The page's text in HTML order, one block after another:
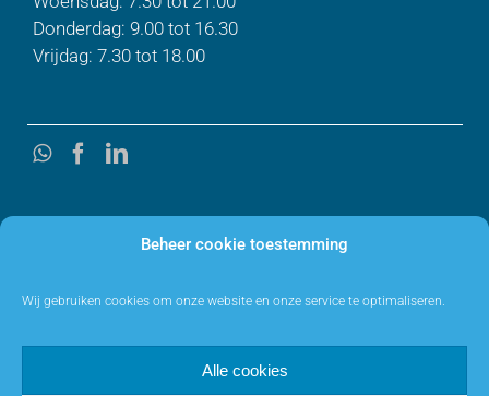
Beheer cookie toestemming
Wij gebruiken cookies om onze website en onze service te optimaliseren.
Alle cookies
Donderdag: 9.00 tot 16.30
Vrijdag: 7.30 tot 18.00